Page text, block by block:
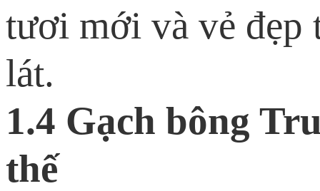
tươi mới và vẻ đẹp
lát.
1.4 Gạch bông
thế